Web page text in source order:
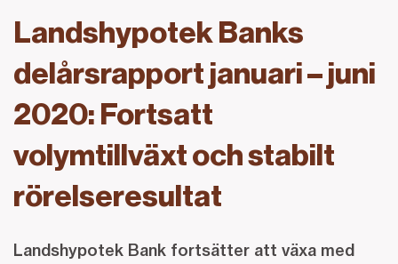
Landshypotek Banks
delårsrapport januari – juni
2020: Fortsatt
volymtillväxt och stabilt
rörelseresultat
Landshypotek Bank fortsätter att växa med